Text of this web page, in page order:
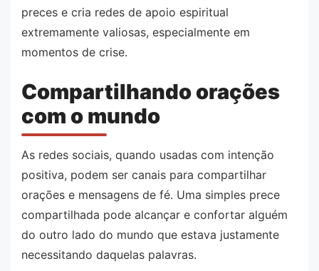
preces e cria redes de apoio espiritual
extremamente valiosas, especialmente em
momentos de crise.
Compartilhando orações
com o mundo
As redes sociais, quando usadas com intenção
positiva, podem ser canais para compartilhar
orações e mensagens de fé. Uma simples prece
compartilhada pode alcançar e confortar alguém
do outro lado do mundo que estava justamente
necessitando daquelas palavras.